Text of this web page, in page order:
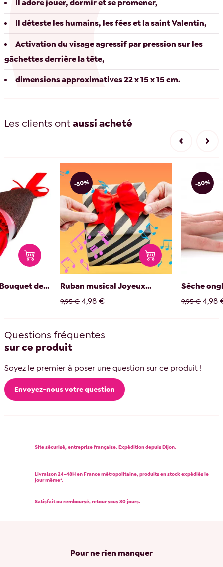
Il adore jouer, dormir et se promener,
Il déteste les humains, les fées et la saint Valentin,
Activation du visage agressif par pression sur les
gâchettes derrière la tête,
dimensions approximatives 22 x 15 x 15 cm.
Les clients ontaussi acheté
de...
-50%
Ruban musical Joyeux...
9,95 € 4,98 €
-50%
Sèche
9,95 € 4,98
Questions fréquentes
sur ce produit
Soyez le premier à poser une question sur ce produit !
Envoyez-nous votre question
Site sécurisé, entreprise française. Expédition depuis Dijon.
Livraison 24-48H en France métropolitaine, produits en stock expédiés le
jour même*.
Satisfait ou remboursé, retour sous 30 jours.
Pour ne rien manquer